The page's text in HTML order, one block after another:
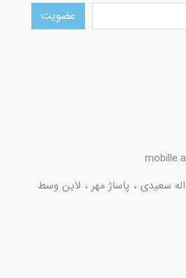
عضویت
سعیدی ، پاساژ مهر ، لاین وسط